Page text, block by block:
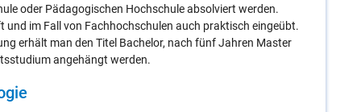
oder Pädagogischen Hochschule absolviert werden.
und im Fall von Fachhochschulen auch praktisch eingeübt.
erhält man den Titel Bachelor, nach fünf Jahren Master
angehängt werden.